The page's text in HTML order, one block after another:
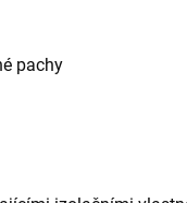
pachy